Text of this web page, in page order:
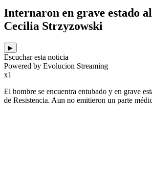
Internaron en grave estado
Cecilia Strzyzowski
▶
Escuchar esta noticia
Powered by Evolucion Streaming
x1
El hombre se encuentra entubado y en grave
de Resistencia. Aun no emitieron un parte